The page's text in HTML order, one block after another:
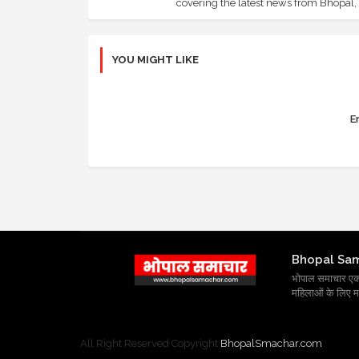
covering the latest news from Bhopal,
YOU MIGHT LIKE
Bhopal
भोपाल समाचार एक
महिलाओं के लिए
All Right Reserved Copyright BhopalSmachar.com